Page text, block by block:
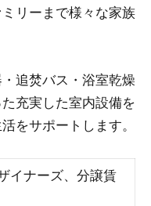
リーまで様々な家族
追焚バス・浴室乾燥
充実した室内設備を
をサポートします。
イナーズ、分譲賃